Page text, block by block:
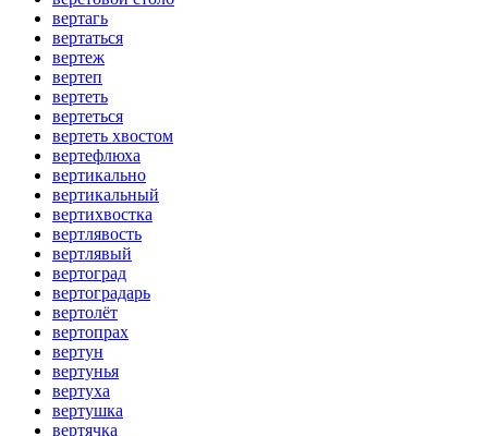
вертагь
вертаться
вертеж
вертеп
вертеть
вертеться
вертеть хвостом
вертефлюха
вертикально
вертикальный
вертихвостка
вертлявость
вертлявый
вертоград
вертоградарь
вертолёт
вертопрах
вертун
вертунья
вертуха
вертушка
вертячка